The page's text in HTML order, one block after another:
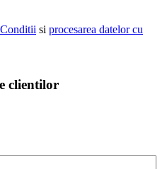
si procesarea datelor cu
clientilor